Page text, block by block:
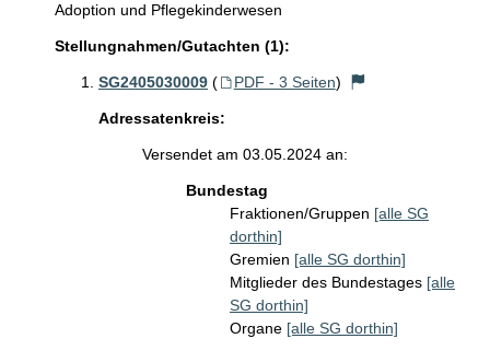
Adoption und Pflegekinderwesen
Stellungnahmen/Gutachten (1):
SG2405030009 ( PDF - 3 Seiten)
Adressatenkreis:
Versendet am 03.05.2024 an:
Bundestag
Fraktionen/Gruppen [alle SG
dorthin]
Gremien [alle SG dorthin]
Mitglieder des Bundestages [alle
SG dorthin]
Organe [alle SG dorthin]